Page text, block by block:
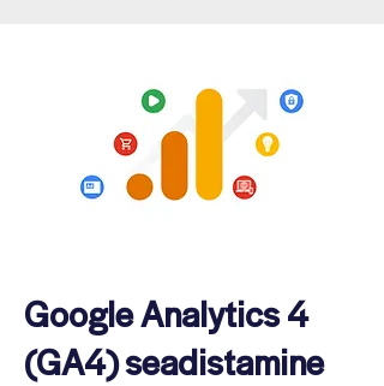
Google Analytics 4
(GA4) seadistamine